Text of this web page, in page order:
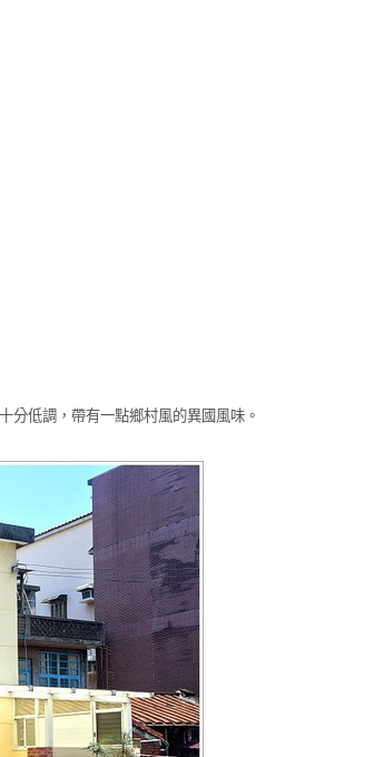
分低調，帶有一點鄉村風的異國風味。